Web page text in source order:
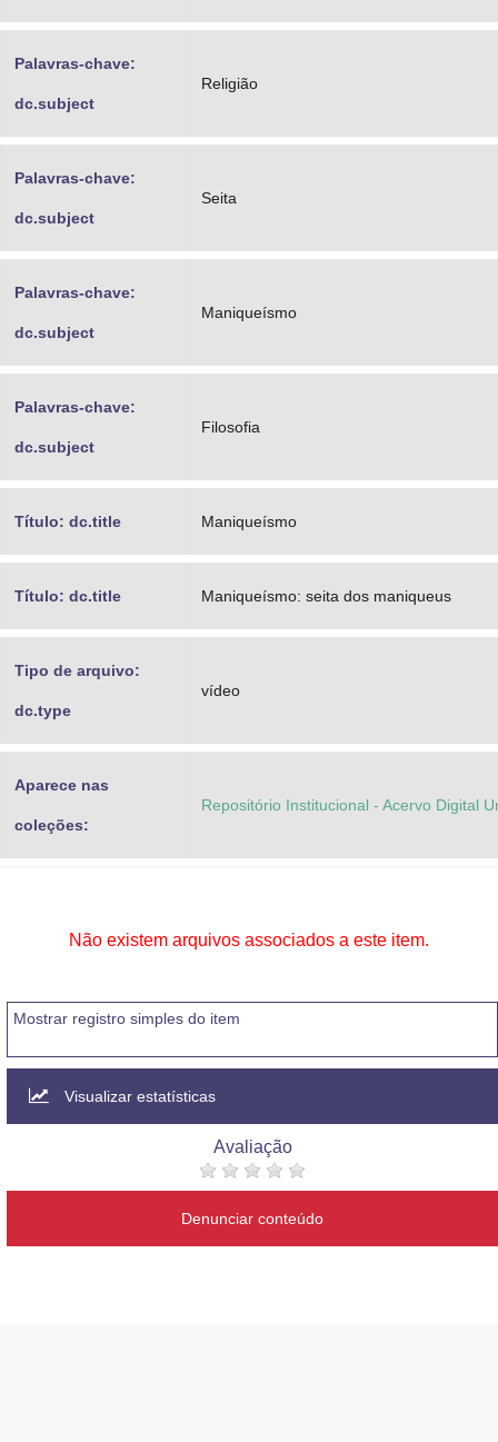
Palavras-chave:
dc.subject
Religião
Palavras-chave:
dc.subject
Seita
Palavras-chave:
dc.subject
Maniqueísmo
Palavras-chave:
dc.subject
Filosofia
Título: dc.title Maniqueísmo
Título: dc.title Maniqueísmo: seita dos maniqueus
Tipo de arquivo:
dc.type
vídeo
Aparece nas
coleções:
Repositório Institucional - Acervo Digital
Não existem arquivos associados a este item.
Mostrar registro simples do item
Visualizar estatísticas
Avaliação
Denunciar conteúdo